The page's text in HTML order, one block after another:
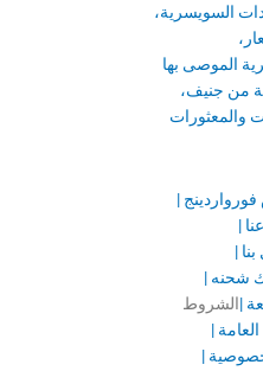
السويسرية،
الموصى بها
من جنيف،
والمعثورات
|
|
|
شحنه |
|الشروط
|
|